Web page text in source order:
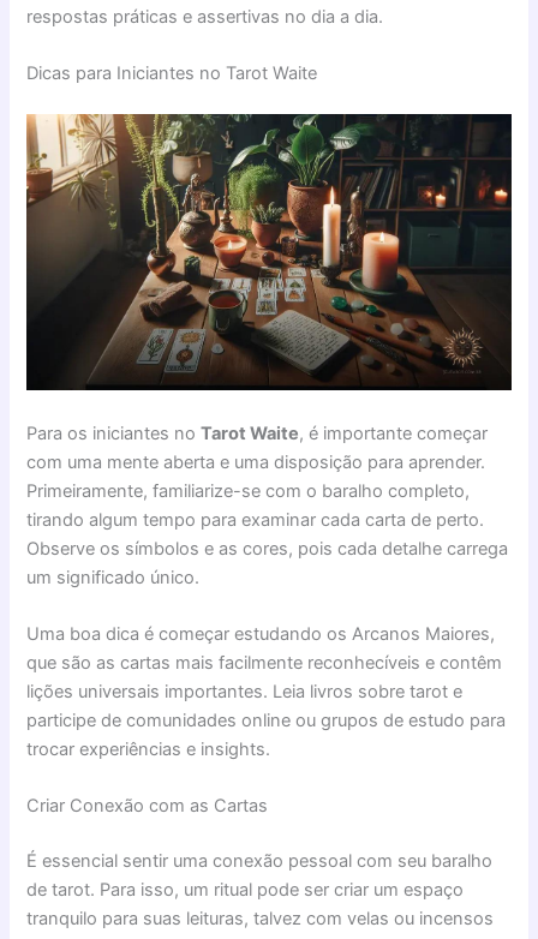
respostas práticas e assertivas no dia a dia.
Dicas para Iniciantes no Tarot Waite
Para os iniciantes noTarot Waite, é importante começar
com uma mente aberta e uma disposição para aprender.
Primeiramente, familiarize-se com o baralho completo,
tirando algum tempo para examinar cada carta de perto.
Observe os símbolos e as cores, pois cada detalhe carrega
um significado único.
Uma boa dica é começar estudando os Arcanos Maiores,
que são as cartas mais facilmente reconhecíveis e contêm
lições universais importantes. Leia livros sobre tarot e
participe de comunidades online ou grupos de estudo para
trocar experiências e insights.
Criar Conexão com as Cartas
É essencial sentir uma conexão pessoal com seu baralho
de tarot. Para isso, um ritual pode ser criar um espaço
tranquilo para suas leituras, talvez com velas ou incensos